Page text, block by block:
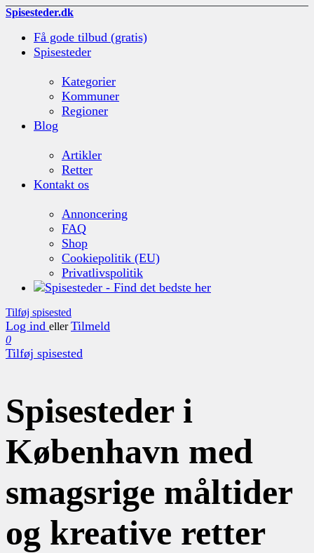
Spisesteder.dk
Få gode tilbud (gratis)
Spisesteder
Kategorier
Kommuner
Regioner
Blog
Artikler
Retter
Kontakt os
Annoncering
FAQ
Shop
Cookiepolitik (EU)
Privatlivspolitik
Tilføj spisested
Log ind eller Tilmeld
0
Tilføj spisested
Spisesteder i
København med
smagsrige måltider
og kreative retter